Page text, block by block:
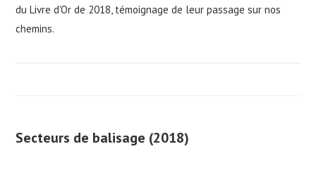
du Livre d'Or de 2018, témoignage de leur passage sur nos
chemins.
Secteurs de balisage (2018)